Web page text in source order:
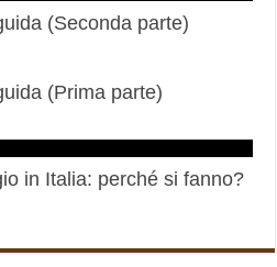
(Seconda parte)
(Prima parte)
in Italia: perché si fanno?